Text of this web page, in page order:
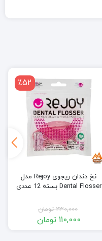
٪52
نخ دندان ریجوی Rejoy مدل
Dental Flosser بسته 12 عددی
230,000 تومان
110,000 تومان